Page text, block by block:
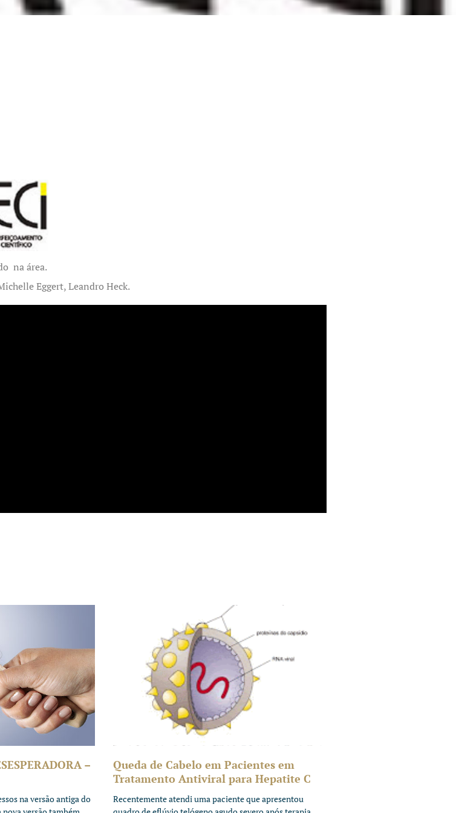
na área.
Eggert, Leandro Heck.
–
na versão antiga do
Queda de Cabelo em Pacientes em
Tratamento Antiviral para Hepatite C
Recentemente atendi uma paciente que apresentou